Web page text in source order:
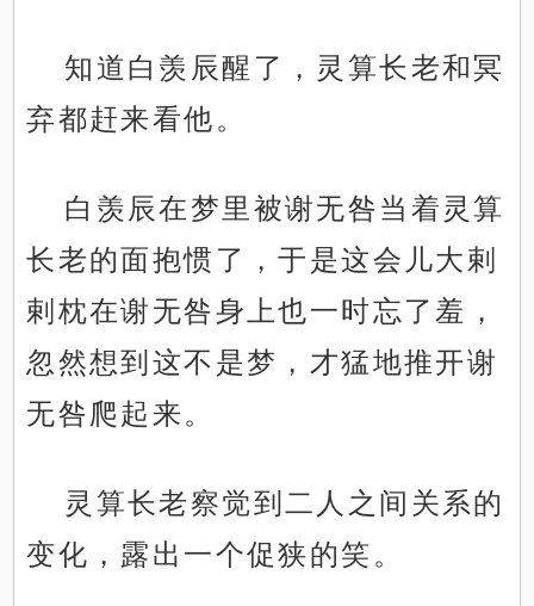
知道白羡辰醒了，灵算长老和冥
弃都赶来看他。
白羡辰在梦里被谢无咎当着灵算
长老的面抱惯了，于是这会儿大剌
剌枕在谢无咎身上也一时忘了羞，
忽然想到这不是梦，才猛地推开谢
无咎爬起来。
灵算长老察觉到二人之间关系的
变化，露出一个促狭的笑。